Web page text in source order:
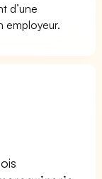
d’une
employeur.